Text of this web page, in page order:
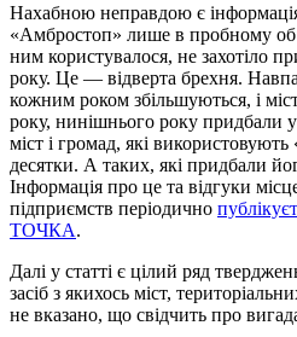
Нахабною неправдою є
«Амбростоп» лише в пробному
ним користувалося, не захотіло
року. Це — відверта брехня.
кожним роком збільшуються, і
року, нинішнього року придбали у
міст і громад, які
десятки. А таких, які придбали
Інформація про це та відгуки
підприємств періодично
ТОЧКА.
Далі у статті є цілий ряд
засіб з якихось міст,
не вказано, що свідчить про